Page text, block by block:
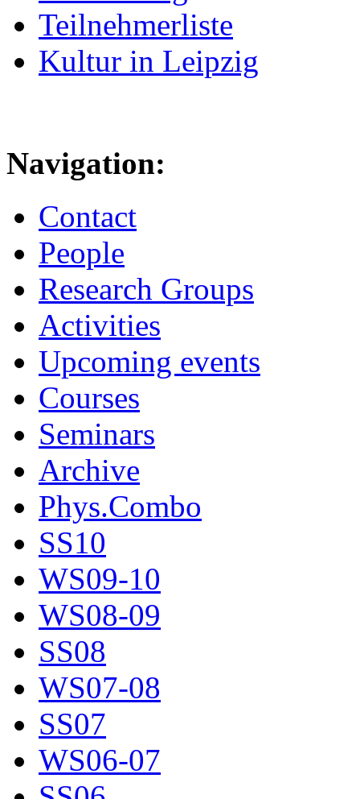
Teilnehmerliste
Kultur in Leipzig
Navigation:
Contact
People
Research Groups
Activities
Upcoming events
Courses
Seminars
Archive
Phys.Combo
SS10
WS09-10
WS08-09
SS08
WS07-08
SS07
WS06-07